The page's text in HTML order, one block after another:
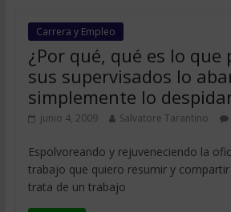
Carrera y Empleo
¿Por qué, qué es lo que
sus supervisados lo
simplemente lo
junio 4, 2009 Salvatore Tarantino
Espolvoreando y rejuveneciendo la
trabajo que quiero resumir y compartir
trata de un trabajo